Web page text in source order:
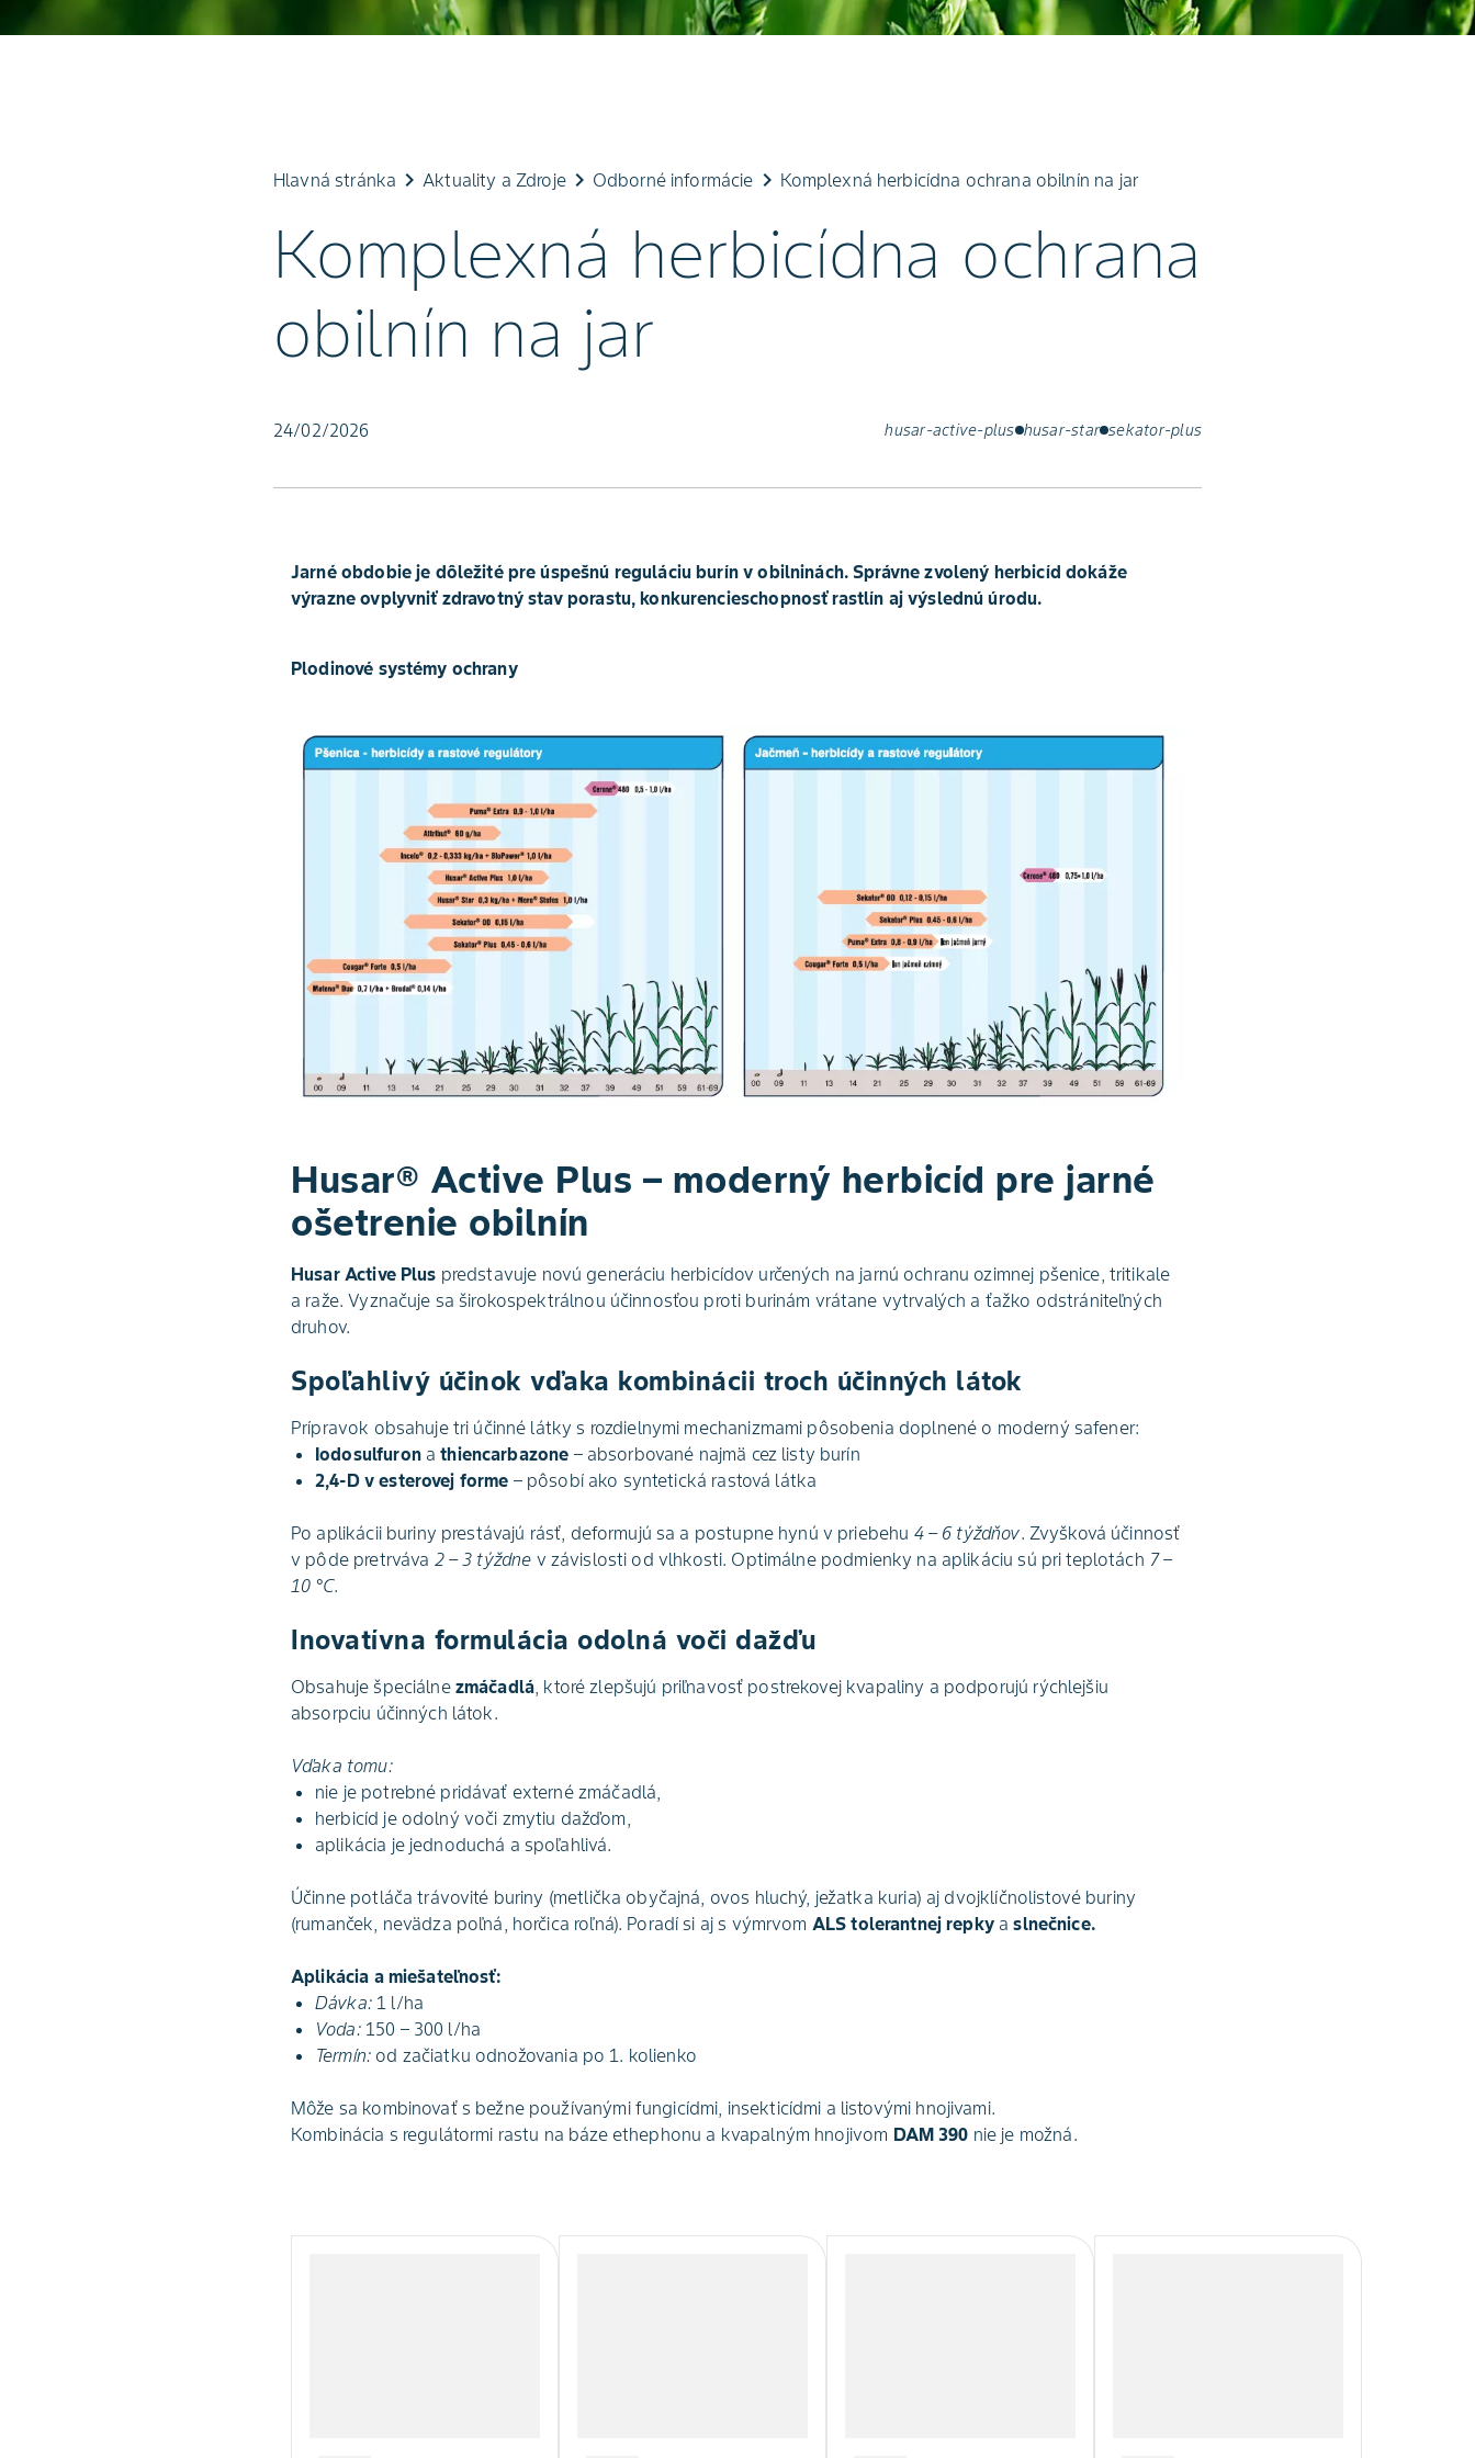
Hlavná stránka keyboard_arrow_rightAktuality a Zdrojekeyboard_arrow_right Odborné informácie keyboard_arrow_right Komplexná herbicídna ochrana obilnín na jar
Komplexná herbicídna ochrana
obilnín na jar
24/02/2026 husar-active-plus husar-star sekator-plus
Jarné obdobie je dôležité pre úspešnú reguláciu burín v obilninách. Správne zvolený herbicíd dokáže
výrazne ovplyvniť zdravotný stav porastu, konkurencieschopnosť rastlín aj výslednú úrodu.
Plodinové systémy ochrany
Husar® Active Plus – moderný herbicíd pre jarné
ošetrenie obilnín
Husar Active Plus predstavuje novú generáciu herbicídov určených na jarnú ochranu ozimnej pšenice, tritikale
a raže. Vyznačuje sa širokospektrálnou účinnosťou proti burinám vrátane vytrvalých a ťažko odstrániteľných
druhov.
Spoľahlivý účinok vďaka kombinácii troch účinných látok
Prípravok obsahuje tri účinné látky s rozdielnymi mechanizmami pôsobenia doplnené o moderný safener:
Iodosulfuronathiencarbazone – absorbované najmä cez listy burín
2,4-D v esterovej forme – pôsobí ako syntetická rastová látka
Po aplikácii buriny prestávajú rásť, deformujú sa a postupne hynú v priebehu 4 – 6 týždňov. Zvyšková účinnosť
v pôde pretrváva 2 – 3 týždne v závislosti od vlhkosti. Optimálne podmienky na aplikáciu sú pri teplotách 7 –
10 °C.
Inovatívna formulácia odolná voči dažďu
Obsahuje špeciálne zmáčadlá , ktoré zlepšujú priľnavosť postrekovej kvapaliny a podporujú rýchlejšiu
absorpciu účinných látok.
Vďaka tomu:
nie je potrebné pridávať externé zmáčadlá,
herbicíd je odolný voči zmytiu dažďom,
aplikácia je jednoduchá a spoľahlivá.
Účinne potláča trávovité buriny (metlička obyčajná, ovos hluchý, ježatka kuria) aj dvojklíčnolistové buriny
(rumanček, nevädza poľná, horčica roľná). Poradí si aj s výmrvom ALS tolerantnej repky a slnečnice.
Aplikácia a miešateľnosť:
Dávka:1 l/ha
Voda:150 – 300 l/ha
Termín: od začiatku odnožovania po 1. kolienko
Môže sa kombinovať s bežne používanými fungicídmi, insekticídmi a listovými hnojivami.
Kombinácia s regulátormi rastu na báze ethephonu a kvapalným hnojivom DAM 390 nie je možná.